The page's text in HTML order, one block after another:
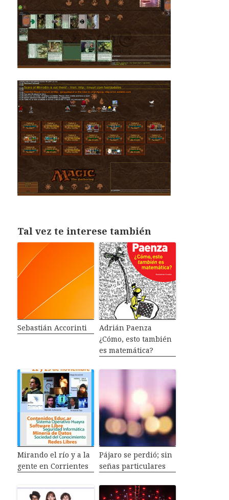
Tal vez te interese también
Sebastián Accorinti
Adrián Paenza
¿Cómo, esto también
es matemática?
Mirando el río y a la
gente en Corrientes
Pájaro se perdió; sin
señas particulares